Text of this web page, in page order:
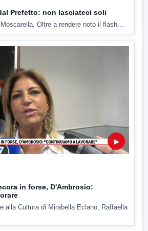
Prefetto: non lasciateci soli
Oltre a rendere noto il flash...
▶
in forse, D'Ambrosio:
alla Cultura di Mirabella Eclano, Raffaella